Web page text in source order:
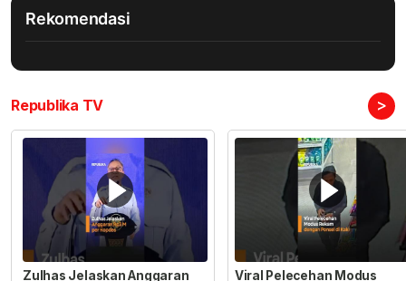
Rekomendasi
Republika TV >
Zulhas Jelaskan Anggaran
Viral Pelecehan Modus